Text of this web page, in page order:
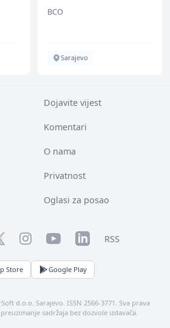
BCO
Sarajevo
Dojavite vijest
Komentari
O nama
Privatnost
Oglasi za posao
InstagramYouTubeLinkedInRSS
Store Google Play
d.o.o. Sarajevo. ISSN 2566-3771. Sva prava
sadržaja bez dozvole izdavača.